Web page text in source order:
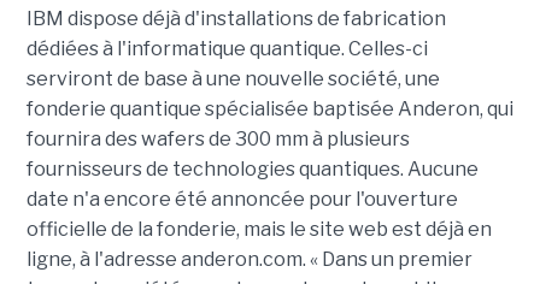
IBM dispose déjà d'installations de fabrication
dédiées à l'informatique quantique. Celles-ci
serviront de base à une nouvelle société, une
fonderie quantique spécialisée baptisée Anderon, qui
fournira des wafers de 300 mm à plusieurs
fournisseurs de technologies quantiques. Aucune
date n'a encore été annoncée pour l'ouverture
officielle de la fonderie, mais le site web est déjà en
ligne, à l'adresse anderon.com. « Dans un premier